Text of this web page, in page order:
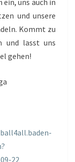
und unsere
Kommt zu
und lasst uns
gehen!
22